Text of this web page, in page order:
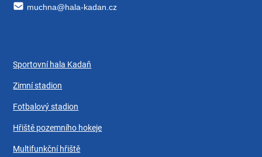
muchna@hala-kadan.cz
Sportovní hala Kadaň
Zimní stadion
Fotbalový stadion
Hřiště pozemního hokeje
Multifunkční hřiště